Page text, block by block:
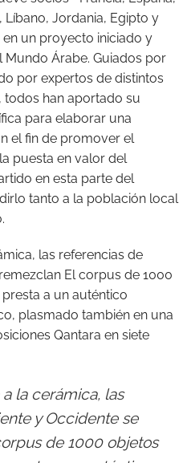
Líbano, Jordania, Egipto y
un proyecto iniciado y
Árabe. Guiados por
por expertos de distintos
todos han aportado su
para elaborar una
el fin de promover el
puesta en valor del
en esta parte del
tanto a la población local
las referencias de
El corpus de 1000
a un auténtico
plasmado también en una
Qantara en siete
la cerámica, las
y Occidente se
de 1000 objetos